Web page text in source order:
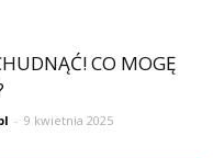
CO MOGĘ
- 9 kwietnia 2025